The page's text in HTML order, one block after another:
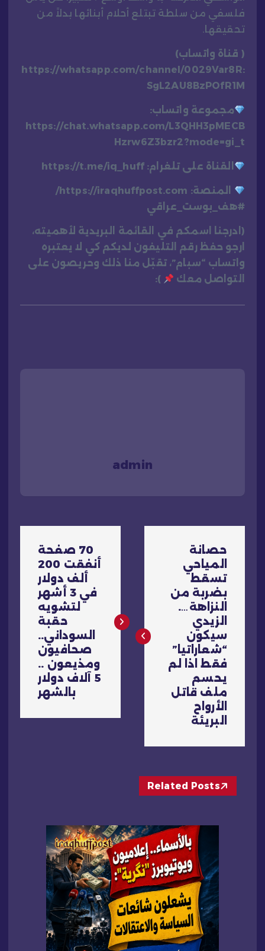
فلسفي من سلطة تبتلع أحلام أبنائها بدلاً من
تحقيقها.
( قناة واتساب)
:https://whatsapp.com/channel/0029Var8R
SgL2AU8BzPOfR1M
مجموعة واتساب:
https://chat.whatsapp.com/L3QHH3pMECB
Hzrw6Z3bzr2?mode=gi_t
القناة على تلغرام: https://t.me/iq_huff
المنصة: https://iraqhuffpost.com/
#هف_بوست_عراقي
(ادرجنا اسمكم في القائمة البريدية لأهميته،
ارجو حفظ رقم التليفون لديكم كي لا يعتبره
واتساب “سبام”، تقبّل منا ذلك وحريصون على
التواصل معك
):
admin
ص
ح
م
ق
ل
حصانة
المياحي
تسقط
بضربة من
النزاهة….
الزيدي
سيكون
“شعاراتيا”
فقط اذا لم
يحسم
ملف قاتل
الأرواح
البريئة
70 صفحة
أنفقت 200
ألف دولار
في 3 أشهر
لتشويه
حقبة
السوداني..
صحافيون
ومذيعون ..
5 آلاف دولار
بالشهر
Related Posts